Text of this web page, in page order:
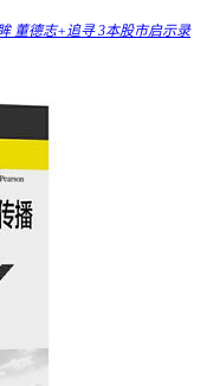
董德志+追寻 3本股市启示录